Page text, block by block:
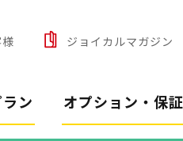
ジョイカルマガジン
ン オプション・保証